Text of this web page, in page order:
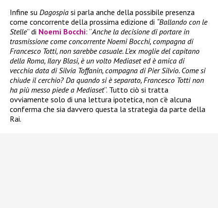
Infine su Dagospia si parla anche della possibile presenza
come concorrente della prossima edizione di “Ballando con le
Stelle” di Noemi Bocchi: “Anche la decisione di portare in
trasmissione come concorrente Noemi Bocchi, compagna di
Francesco Totti, non sarebbe casuale. L’ex moglie del capitano
della Roma, Ilary Blasi, è un volto Mediaset ed è amica di
vecchia data di Silvia Toffanin, compagna di Pier Silvio. Come si
chiude il cerchio? Da quando si è separato, Francesco Totti non
ha più messo piede a Mediaset“. Tutto ciò si tratta
ovviamente solo di una lettura ipotetica, non c’è alcuna
conferma che sia davvero questa la strategia da parte della
Rai.